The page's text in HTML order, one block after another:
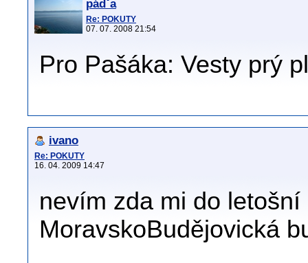
pádˇa
Re: POKUTY
07. 07. 2008 21:54
Pro Pašáka: Vesty prý
ivano
Re: POKUTY
16. 04. 2009 14:47
nevím zda mi do
MoravskoBudějovická